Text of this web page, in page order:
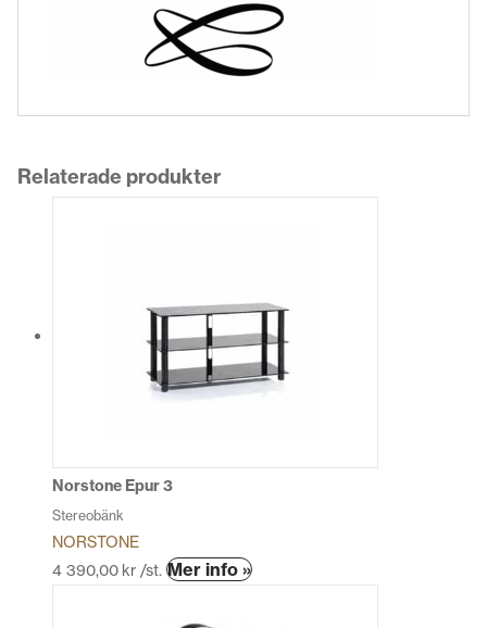
Relaterade produkter
Norstone Epur 3
Stereobänk
NORSTONE
4 390,00 kr /st. Mer info »Den